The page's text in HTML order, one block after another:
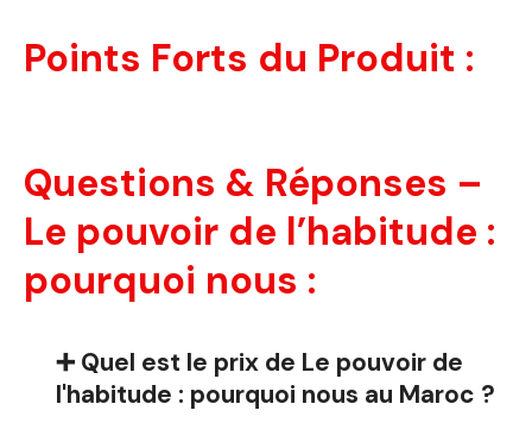
Points Forts du Produit :
Questions & Réponses –
Le pouvoir de l’habitude :
pourquoi nous :
➕ Quel est le prix de Le pouvoir de
l'habitude : pourquoi nous au Maroc ?